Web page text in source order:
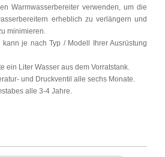
Warmwasserbereiter verwenden, um die
erheblich zu verlängern und
minimieren.
je nach Typ / Modell Ihrer Ausrüstung
ein Liter Wasser aus dem Vorratstank.
und Druckventil alle sechs Monate.
alle 3-4 Jahre.